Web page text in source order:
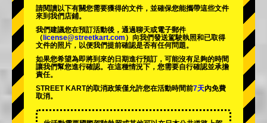
請閱讀以下有關您需要獲得的文件，並確保您能攜帶這些文件
來到我們店鋪。
我們建議您在預訂活動後，通過聊天或電子郵件
（ license@streetkart.com ）向我們發送駕駛執照和已取得
文件的照片，以便我們提前確認是否有任何問題。
如果您希望為即將到來的日期進行預訂，可能沒有足夠的時間
讓我們幫您進行確認。在這種情況下，您需要自行確認並承擔
責任。
STREET KART的取消政策僅允許您在活動時間前7天內免費
取消。